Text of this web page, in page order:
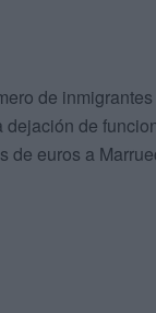
de
de
de euros a